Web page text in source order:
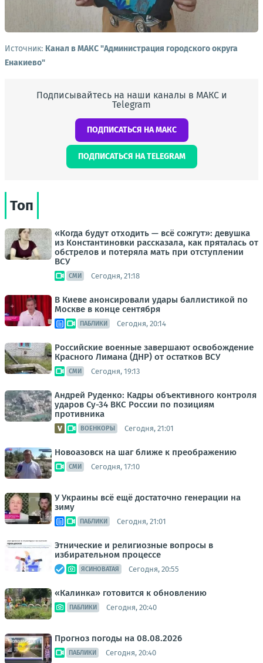
Источник: Канал в МАКС "Администрация городского округа
Енакиево"
Подписывайтесь на наши каналы в МАКС и
Telegram
ПОДПИСАТЬСЯ НА МАКС
ПОДПИСАТЬСЯ НА TELEGRAM
Топ
«Когда будут отходить — всё сожгут»: девушка
из Константиновки рассказала, как пряталась от
обстрелов и потеряла мать при отступлении
ВСУ
СМИ Сегодня, 21:18
В Киеве анонсировали удары баллистикой по
Москве в конце сентября
ПАБЛИКИ Сегодня, 20:14
Российские военные завершают освобождение
Красного Лимана (ДНР) от остатков ВСУ
СМИ Сегодня, 19:13
Андрей Руденко: Кадры объективного контроля
ударов Су-34 ВКС России по позициям
противника
ВОЕНКОРЫ Сегодня, 21:01
Новоазовск на шаг ближе к преображению
СМИ Сегодня, 17:10
У Украины всё ещё достаточно генерации на
зиму
ПАБЛИКИ Сегодня, 21:01
Этнические и религиозные вопросы в
избирательном процессе
ЯСИНОВАТАЯ Сегодня, 20:55
«Калинка» готовится к обновлению
ПАБЛИКИ Сегодня, 20:40
Прогноз погоды на 08.08.2026
ПАБЛИКИ Сегодня, 20:40